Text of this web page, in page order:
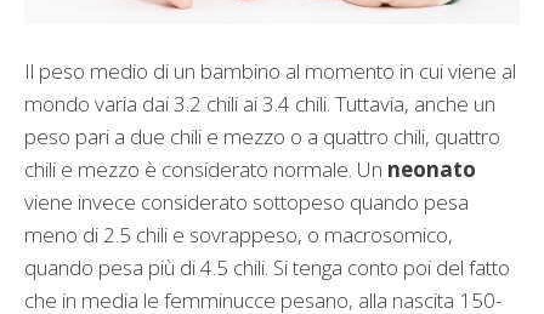
Il peso medio di un bambino al momento in cui viene al
mondo varia dai 3.2 chili ai 3.4 chili. Tuttavia, anche un
peso pari a due chili e mezzo o a quattro chili, quattro
chili e mezzo è considerato normale. Un neonato
viene invece considerato sottopeso quando pesa
meno di 2.5 chili e sovrappeso, o macrosomico,
quando pesa più di 4.5 chili. Si tenga conto poi del fatto
che in media le femminucce pesano, alla nascita 150-